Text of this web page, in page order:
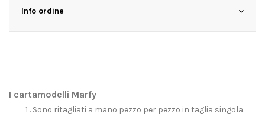
Info ordine
I cartamodelli Marfy
Sono ritagliati a mano pezzo per pezzo in taglia singola.